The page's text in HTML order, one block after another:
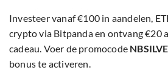
Investeer vanaf €100 in aandelen,
crypto via Bitpanda en ontvang €20
cadeau. Voer de promocode
bonus te activeren.